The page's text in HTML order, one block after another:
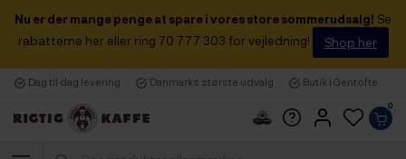
Nu er der mange penge at spare i vores store sommerudsalg! Se
rabatterne her eller ring 70 777 303 for vejledning!
Shop her
Dag til dag levering Danmarks største udvalg Butik i Gentofte
0